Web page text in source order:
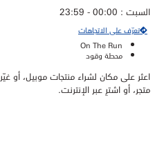
السبت : 00:00 - 23:59
تعرّف على الاتجاهات
On The Run
محطة وقود
اعثر على مكان لشراء منتجات موبيل، أو
متجر، أو اشترِ عبر الإنترنت.